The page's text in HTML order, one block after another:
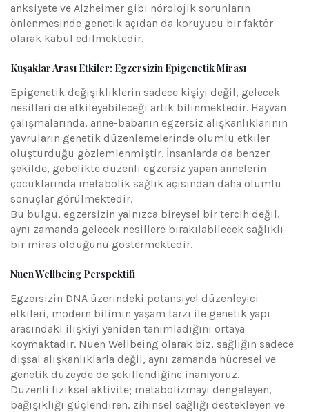
anksiyete ve Alzheimer gibi nörolojik sorunların
önlenmesinde genetik açıdan da koruyucu bir faktör
olarak kabul edilmektedir.
Kuşaklar Arası Etkiler: Egzersizin Epigenetik Mirası
Epigenetik değişikliklerin sadece kişiyi değil, gelecek
nesilleri de etkileyebileceği artık bilinmektedir. Hayvan
çalışmalarında, anne-babanın egzersiz alışkanlıklarının
yavruların genetik düzenlemelerinde olumlu etkiler
oluşturduğu gözlemlenmiştir. İnsanlarda da benzer
şekilde, gebelikte düzenli egzersiz yapan annelerin
çocuklarında metabolik sağlık açısından daha olumlu
sonuçlar görülmektedir.
Bu bulgu, egzersizin yalnızca bireysel bir tercih değil,
aynı zamanda gelecek nesillere bırakılabilecek sağlıklı
bir miras olduğunu göstermektedir.
Nuen Wellbeing Perspektifi
Egzersizin DNA üzerindeki potansiyel düzenleyici
etkileri, modern bilimin yaşam tarzı ile genetik yapı
arasındaki ilişkiyi yeniden tanımladığını ortaya
koymaktadır. Nuen Wellbeing olarak biz, sağlığın sadece
dışsal alışkanlıklarla değil, aynı zamanda hücresel ve
genetik düzeyde de şekillendiğine inanıyoruz.
Düzenli fiziksel aktivite; metabolizmayı dengeleyen,
bağışıklığı güçlendiren, zihinsel sağlığı destekleyen ve